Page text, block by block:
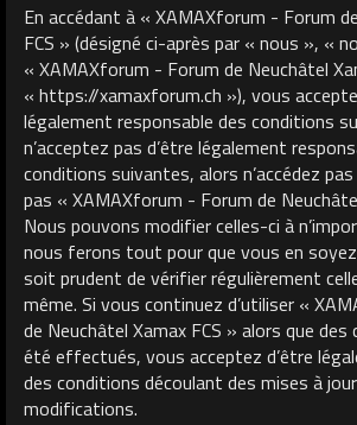
En accédant à « XAMAXforum - Forum
FCS » (désigné ci-après par « nous », «
« XAMAXforum - Forum de Neuchâtel
« https://xamaxforum.ch »), vous
légalement responsable des conditions
n’acceptez pas d’être légalement
conditions suivantes, alors n’accédez
pas « XAMAXforum - Forum de
Nous pouvons modifier celles-ci à
nous ferons tout pour que vous en soyez
soit prudent de vérifier régulièrement
même. Si vous continuez d’utiliser «
de Neuchâtel Xamax FCS » alors que
été effectués, vous acceptez d’être
des conditions découlant des mises à
modifications.